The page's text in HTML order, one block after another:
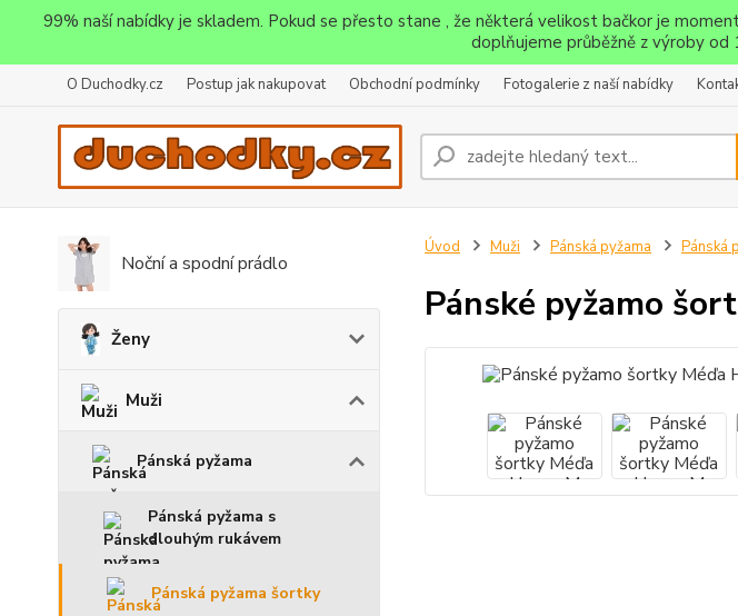
99% naší nabídky je skladem. Pokud se přesto stane , že některá velikost bačkor je
doplňujeme průběžně z výroby od
O Duchodky.cz Postup jak nakupovat Obchodní podmínky Fotogalerie z naší nabídky
Noční a spodní prádlo
Ženy
Muži
Pánská pyžama
Pánská pyžama s
dlouhým rukávem
Pánská pyžama šortky
Úvod Muži Pánská pyžama Pánská
Pánské pyžamo